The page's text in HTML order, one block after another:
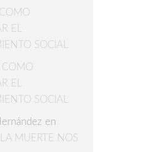
COMO
EL
SOCIAL
COMO
EL
SOCIAL
en
MUERTE NOS